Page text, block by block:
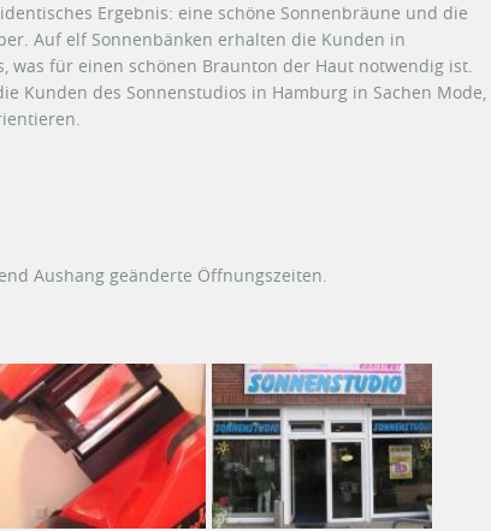
Ergebnis: eine schöne Sonnenbräune und die
Auf elf Sonnenbänken erhalten die Kunden in
was für einen schönen Braunton der Haut notwendig ist.
Kunden des Sonnenstudios in Hamburg in Sachen Mode,
Aushang geänderte Öffnungszeiten.